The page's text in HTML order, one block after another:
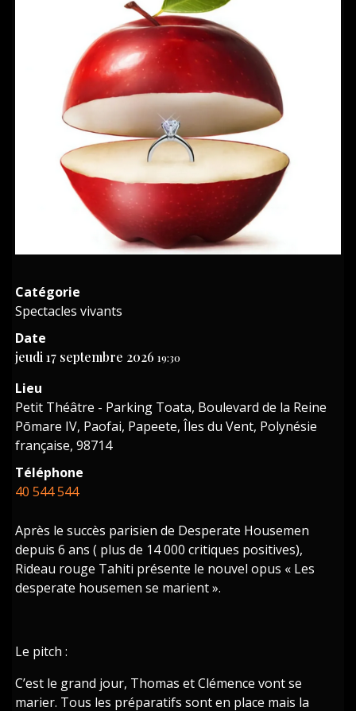
Catégorie
Spectacles vivants
Date
jeudi 17 septembre 2026 19:30
Lieu
Petit Théâtre - Parking Toata, Boulevard de la Reine
Pōmare IV, Paofai, Papeete, Îles du Vent, Polynésie
française, 98714
Téléphone
40 544 544
Après le succès parisien de Desperate Housemen
depuis 6 ans ( plus de 14 000 critiques positives),
Rideau rouge Tahiti présente le nouvel opus « Les
desperate housemen se marient ».
Le pitch :
C’est le grand jour, Thomas et Clémence vont se
marier. Tous les préparatifs sont en place mais la